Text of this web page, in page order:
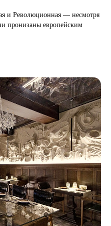
и Революционная — несмотря
пронизаны европейским